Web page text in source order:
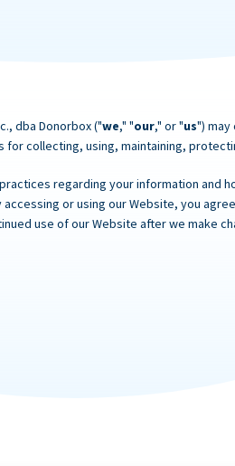
dba Donorbox ("we," "our," or "us")
for collecting, using, maintaining,
regarding your information and
or using our Website, you
use of our Website after we make